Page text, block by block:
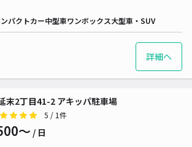
パクトカー中型車ワンボックス大型車・SUV
詳細へ
末2丁目41-2 アキッパ駐車場
5 / 1件
〜 / 日